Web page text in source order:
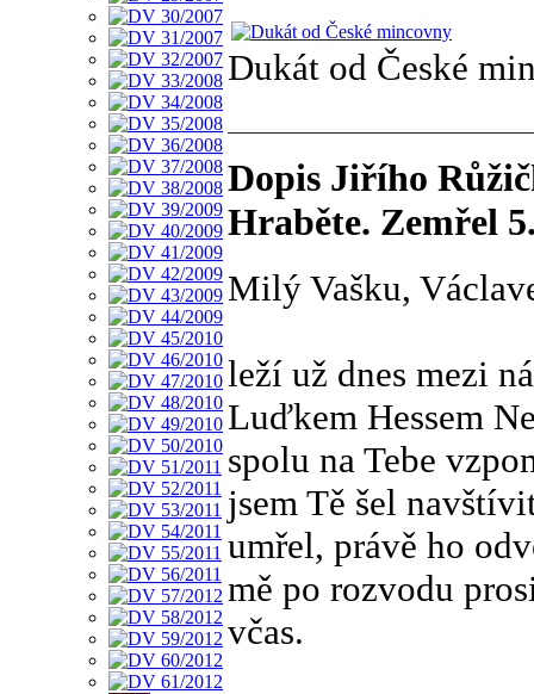
Dukát od České
Dopis Jiřího
Hraběte. Zemřel
Milý Vašku,
leží už dnes mezi
Luďkem Hessem
spolu na Tebe
jsem Tě šel
umřel, právě ho
mě po rozvodu
včas.